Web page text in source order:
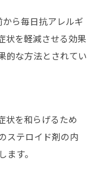
ら毎日抗アレルギ
状を軽減させる効果
的な方法とされてい
状を和らげるため
ステロイド剤の内
す。